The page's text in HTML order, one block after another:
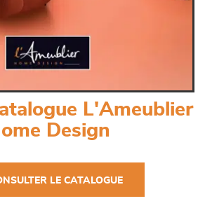
L'Ameublier
Design
LE CATALOGUE